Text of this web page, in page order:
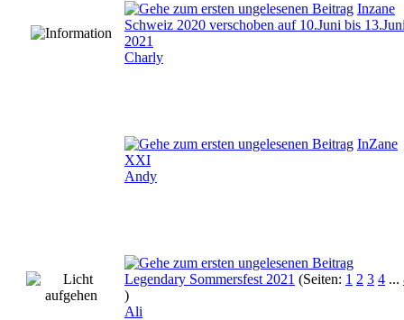
Inzane
Schweiz 2020 verschoben auf 10.Juni bis
2021
Charly
InZane
XXI
Andy
Legendary Sommersfest 2021 (Seiten: 1 2 3 4 ...
)
Ali